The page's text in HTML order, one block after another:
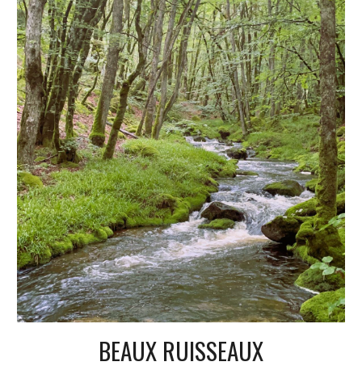
BEAUX RUISSEAUX